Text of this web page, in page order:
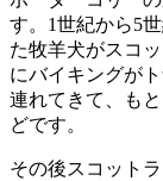
す。1世紀から5
た牧羊犬がスコ
にバイキングが
連れてきて、も
どです。
その後スコット